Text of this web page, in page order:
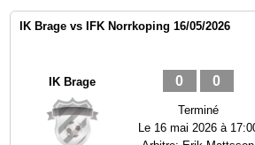
IK Brage vs IFK Norrkoping 16/05/2026
IK Brage 0 0
Terminé
Le 16 mai 2026 à